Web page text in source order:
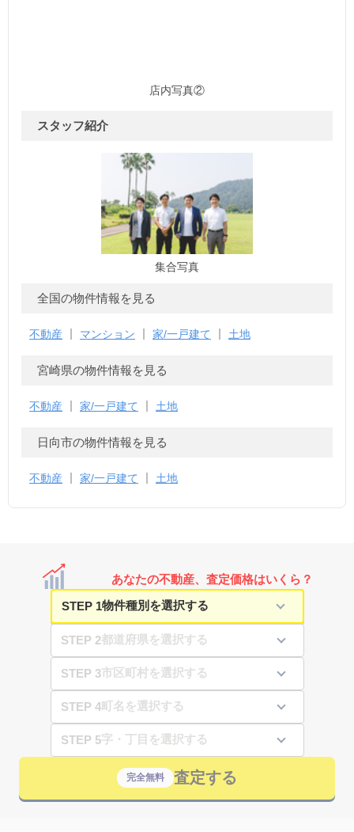
店内写真②
スタッフ紹介
集合写真
全国の物件情報を見る
不動産 マンション 家/一戸建て 土地
宮崎県の物件情報を見る
不動産 家/一戸建て 土地
日向市の物件情報を見る
不動産 家/一戸建て 土地
あなたの不動産、査定価格はいくら？
STEP 1
STEP 2
STEP 3
STEP 4
STEP 5
完全無料 査定する